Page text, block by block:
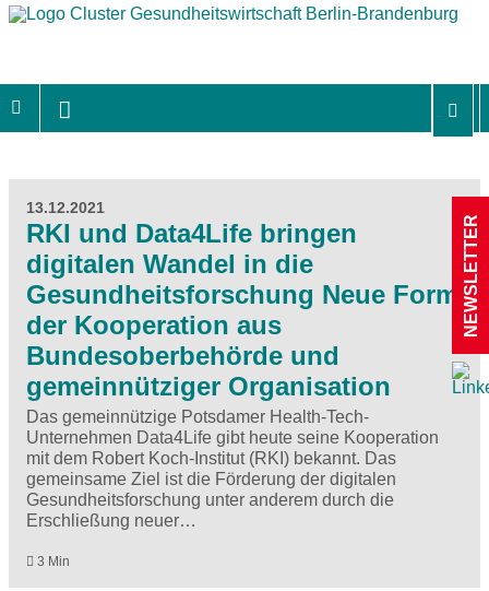
13.12.2021
RKI und Data4Life bringen
digitalen Wandel in die
Gesundheitsforschung Neue Form
der Kooperation aus
Bundesoberbehörde und
gemeinnütziger Organisation
Das gemeinnützige Potsdamer Health-Tech-
Unternehmen Data4Life gibt heute seine Kooperation
mit dem Robert Koch-Institut (RKI) bekannt. Das
gemeinsame Ziel ist die Förderung der digitalen
Gesundheitsforschung unter anderem durch die
Erschließung neuer…
3 Min
NEWSLETTER